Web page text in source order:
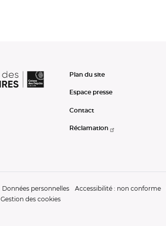
Plan du site
Espace presse
Contact
Réclamation
Données personnelles Accessibilité : non conforme
Gestion des cookies